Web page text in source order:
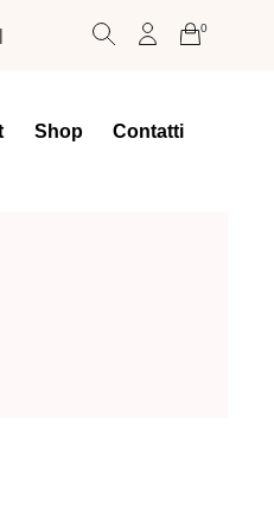
0
Shop Contatti